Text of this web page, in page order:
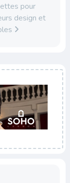
pour
design et